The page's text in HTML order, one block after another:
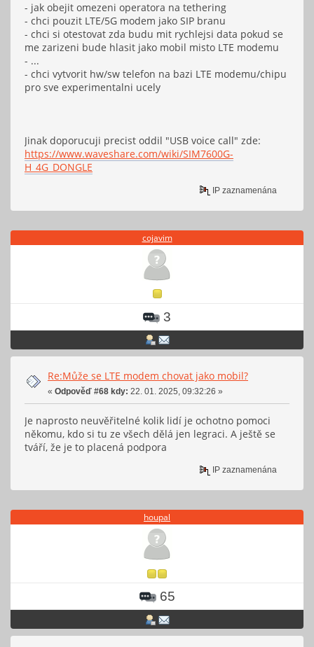
- jak obejit omezeni operatora na tethering
- chci pouzit LTE/5G modem jako SIP branu
- chci si otestovat zda budu mit rychlejsi data pokud se
me zarizeni bude hlasit jako mobil misto LTE modemu
- ...
- chci vytvorit hw/sw telefon na bazi LTE modemu/chipu
pro sve experimentalni ucely
Jinak doporucuji precist oddil "USB voice call" zde:
https://www.waveshare.com/wiki/SIM7600G-
H_4G_DONGLE
IP zaznamenána
cojavim
3
Re:Může se LTE modem chovat jako mobil?
« Odpověď #68 kdy: 22. 01. 2025, 09:32:26 »
Je naprosto neuvěřitelné kolik lidí je ochotno pomoci
někomu, kdo si tu ze všech dělá jen legraci. A ještě se
tváří, že je to placená podpora
IP zaznamenána
houpal
65